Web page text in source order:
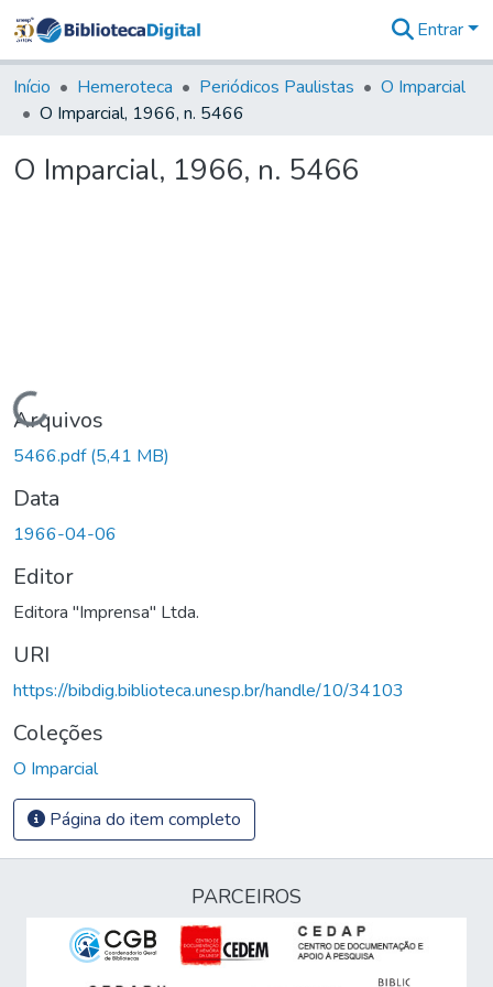
&
Coleções
Tudo na
Digital
Entrar
Início Hemeroteca Periódicos Paulistas
O Imparcial
O Imparcial, 1966, n. 5466
O Imparcial, 1966, n. 5466
Carregando...
Arquivos
5466.pdf(5,41 MB)
Data
1966-04-06
Editor
Editora "Imprensa" Ltda.
URI
https://bibdig.biblioteca.unesp.br/handle/10/34103
Coleções
O Imparcial
Página do item completo
PARCEIROS